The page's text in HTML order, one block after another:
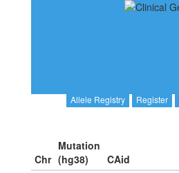
Allele Registry Register
Chr
Mutation
(hg38)
CAid